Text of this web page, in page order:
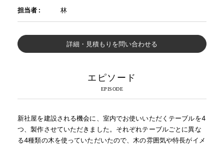
担当者 : 林
詳細・見積もりを問い合わせる
エピソード
新社屋を建設される機会に、室内でお使いいただくテーブルを4
つ、製作させていただきました。それぞれテーブルごとに異な
る4種類の木を使っていただいたので、木の雰囲気や特長がイメ